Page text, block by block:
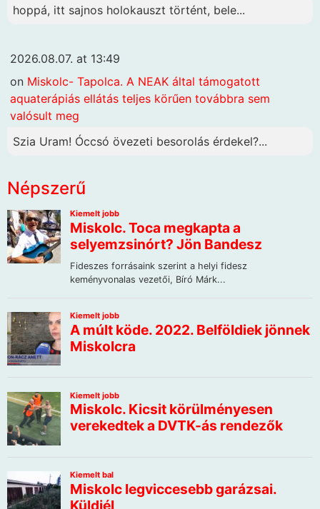
hoppá, itt sajnos holokauszt történt, bele...
2026.08.07. at 13:49
on Miskolc- Tapolca. A NEAK által támogatott
aquaterápiás ellátás teljes körűen továbbra sem
valósult meg
Szia Uram! Óccsó övezeti besorolás érdekel?...
Népszerű